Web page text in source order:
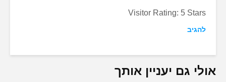
Visitor Rating: 5 Stars
להגיב
אולי גם יעניין אותך